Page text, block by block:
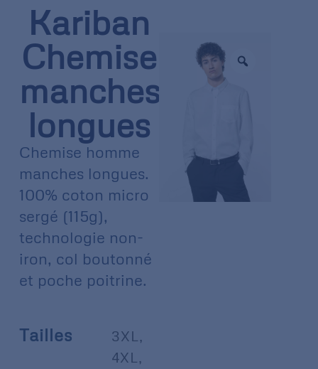
Kariban
Chemise
manches
longues
Chemise homme
manches longues.
100% coton micro
sergé (115g),
technologie non-
iron, col boutonné
et poche poitrine.
Tailles 3XL ,
4XL ,